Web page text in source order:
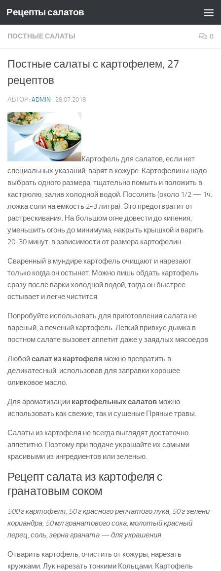
Skip to content
Рецепты салатов
ПОСТНЫЕ САЛАТЫ 0
Постные салаты с картофелем, 27
рецептов
АВТОР: ADMIN · 28.07.2018
Картофель для салатов, если нет
специальных указаний, варят в кожуре. Картофелины надо
выбрать одного размера, тщательно помыть и положить в
кастрюлю, залив холодной водой. Посолить (около 1/2 — 1ч.
ложка соли на емкость 2-3 литра). Это предотвратит от
растрескивания. На большом огне довести до кипения,
уменьшить огонь до минимума, накрыть крышкой и варить
20-30 минут, в зависимости от размера картофелин.
Сваренный в мундире картофель очищают и нарезают
только когда он остынет. Можно лишь обдать картофель
сразу после варки холодной водой, тогда он быстрее
остывает и легче чистится.
Попробуйте использовать для приготовления салата не
вареный, а печеный картофель. Легкий привкус дымка в
постном салате вызовет аппетит даже у заядлых мясоедов.
Любойсалат из картофеля можно превратить в
деликатесный, использовав для заправки хорошее
оливковое масло.
Для ароматизации картофельных салатов можно
использовать как свежие, так и сушеные Пряные травы.
Салаты из картофеля не всегда выглядят достаточно
аппетитно. Поэтому при подаче украшайте их самыми
красивыми из ингредиентов или зеленью.
Рецепт салата из картофеля с
гранатовым соком
500 г картофеля, 50 г красного репчатого лука, 50 г зелени
кориандра, 50 мл гранатового сока, молотый красный
перец, соль, зерна граната — для украшения.
Отварить картофель, очистить от кожуры, нарезать
кружками. Лук нарезать тонкими Кольцами. Картофель